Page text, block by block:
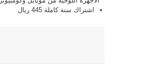
اشتراك سنة كاملة 445 ريال